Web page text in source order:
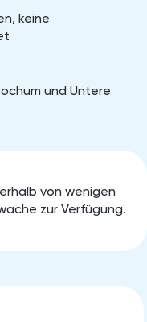
keine
und Untere
von wenigen
zur Verfügung.